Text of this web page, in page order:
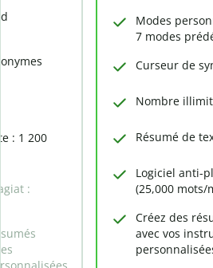
: 1 200
:
Modes
7 modes
Curseur de
Nombre
Résumé de
Logiciel anti-
(25,000 mots/
Créez des
avec vos